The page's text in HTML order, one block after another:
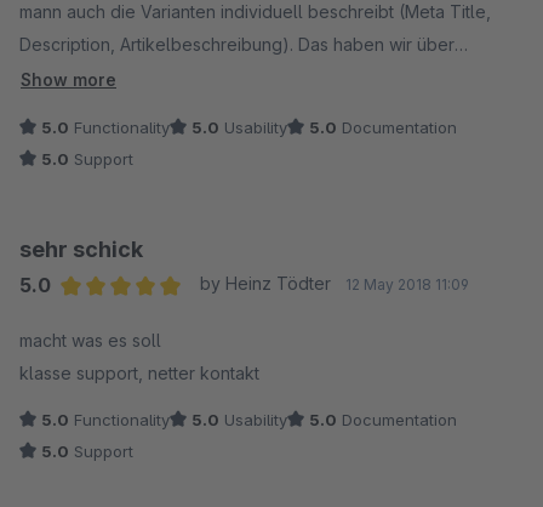
customization would have to be made here. This should
be done by the responsible shopware agency or a
shopware qualified person. Template/Theme
Your statement that you have not received any support
mann auch die Varianten individuell beschreibt (Meta Title,
Description, Artikelbeschreibung). Das haben wir über
Numbers (Apple-Tabellenprogramm) realisiert.
Show more
5.0 Functionality 5.0 Usability 5.0 Documentation
5.0 Support
sehr schick
5.0
by Heinz Tödter 12 May 2018 11:09
macht was es soll
klasse support, netter kontakt
5.0 Functionality 5.0 Usability 5.0 Documentation
5.0 Support